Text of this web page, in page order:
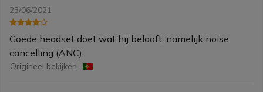
23/06/2021
Goede headset doet wat hij belooft, namelijk noise
cancelling (ANC).
Origineel bekijken